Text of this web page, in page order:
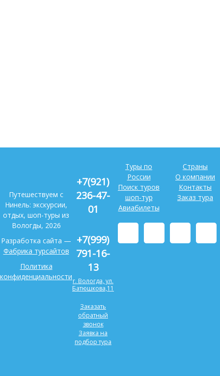
Путешествуем с
Нинель: экскурсии,
отдых, шоп-туры из
Вологды, 2026
Разработка сайта —
Фабрика турсайтов
Политика
конфиденциальности
Туры по
России
Поиск туров
шоп-тур
Авиабилеты
Страны
О компании
Контакты
Заказ тура
+7(921)
236-47-
01
+7(999)
791-16-
13
г. Вологда, ул.
Батюшкова,11
Заказать
обратный
звонок
Заявка на
подбор тура